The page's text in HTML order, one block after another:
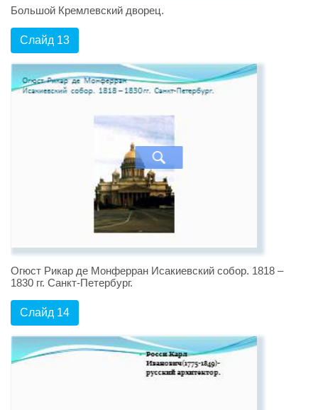
Большой Кремлевский дворец.
Слайд 13
Огюст Рикар де Монферран Исакиевский собор. 1818 –
1830 гг. Санкт-Петербург.
Слайд 14